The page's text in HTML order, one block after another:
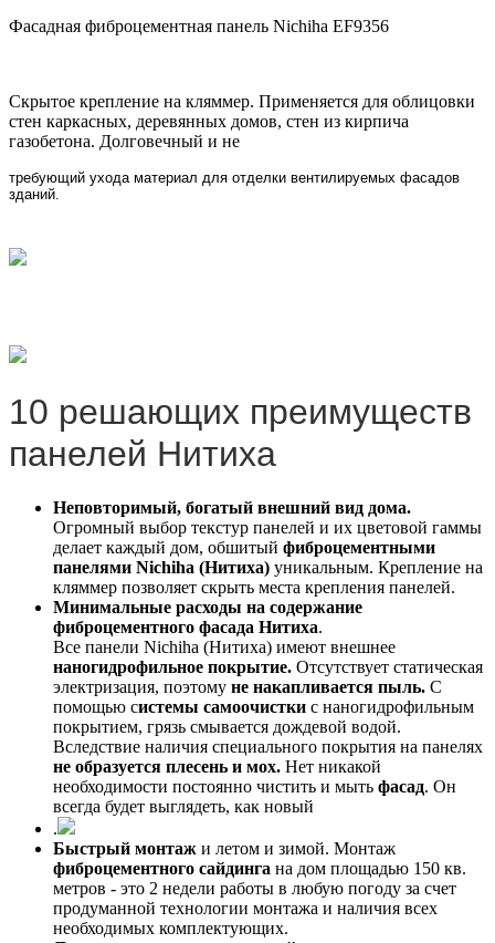
Фасадная фиброцементная панель Nichiha EF9356
Скрытое крепление на кляммер. Применяется для облицовки
стен каркасных, деревянных домов, стен из кирпича
газобетона. Долговечный и не
требующий ухода материал для отделки вентилируемых фасадов
зданий.
10 решающих преимуществ
панелей Нитиха
Неповторимый, богатый внешний вид дома.
Огромный выбор текстур панелей и их цветовой гаммы
делает каждый дом, обшитый фиброцементными
панелями Nichiha (Нитиха) уникальным. Крепление на
кляммер позволяет скрыть места крепления панелей.
Минимальные расходы на содержание
фиброцементного фасада Нитиха.
Все панели Nichiha (Нитиха) имеют внешнее
наногидрофильное покрытие. Отсутствует статическая
электризация, поэтому не накапливается пыль. С
помощью системы самоочистки с наногидрофильным
покрытием, грязь смывается дождевой водой.
Вследствие наличия специального покрытия на панелях
не образуется плесень и мох. Нет никакой
необходимости постоянно чистить и мыть фасад. Он
всегда будет выглядеть, как новый
.
Быстрый монтаж и летом и зимой. Монтаж
фиброцементного сайдинга на дом площадью 150 кв.
метров - это 2 недели работы в любую погоду за счет
продуманной технологии монтажа и наличия всех
необходимых комплектующих.